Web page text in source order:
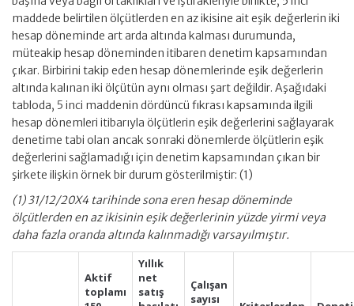
maddede belirtilen ölçütlerden en az ikisine ait eşik değerlerin iki
hesap döneminde art arda altında kalması durumunda,
müteakip hesap döneminden itibaren denetim kapsamından
çıkar. Birbirini takip eden hesap dönemlerinde eşik değerlerin
altında kalınan iki ölçütün aynı olması şart değildir. Aşağıdaki
tabloda, 5 inci maddenin dördüncü fıkrası kapsamında ilgili
hesap dönemleri itibarıyla ölçütlerin eşik değerlerini sağlayarak
denetime tabi olan ancak sonraki dönemlerde ölçütlerin eşik
değerlerini sağlamadığı için denetim kapsamından çıkan bir
şirkete ilişkin örnek bir durum gösterilmiştir: (1)
(1) 31/12/20X4 tarihinde sona eren hesap döneminde
ölçütlerden en az ikisinin eşik değerlerinin yüzde yirmi veya
daha fazla oranda altında kalınmadığı varsayılmıştır.
Aktif
toplamı
Yıllık
net
satış
Çalışan
sayısı